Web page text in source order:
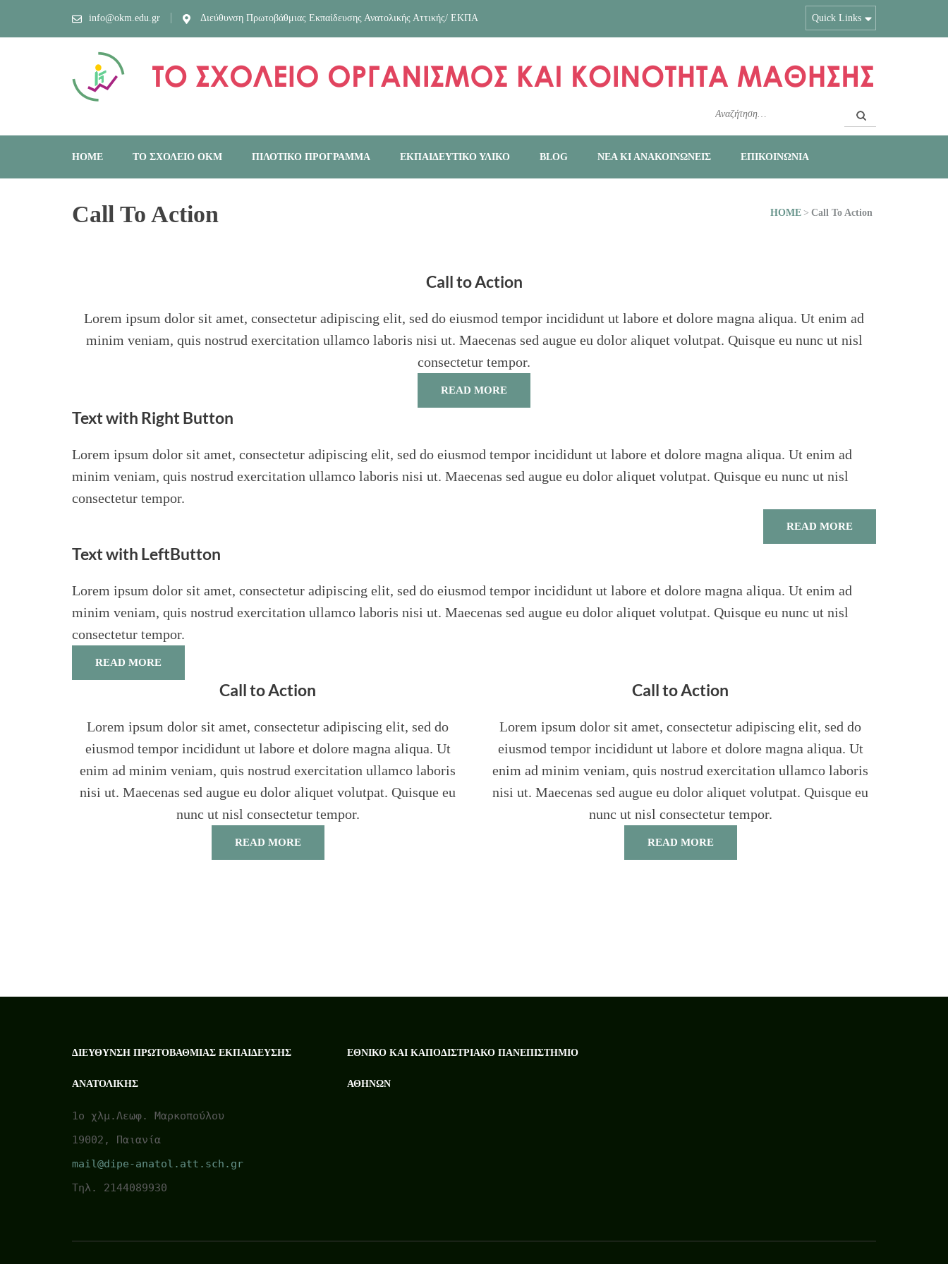
info@okm.edu.gr Διεύθυνση Πρωτοβάθμιας Εκπαίδευσης Ανατολικής Αττικής/ ΕΚΠΑ Quick Links
Αναζήτηση
για:
HOME ΤΟ ΣΧΟΛΕΙΟ ΟΚΜ ΠΙΛΟΤΙΚΟ ΠΡΟΓΡΑΜΜΑ ΕΚΠΑΙΔΕΥΤΙΚΌ ΥΛΙΚΌ BLOG ΝΕΑ ΚΙ ΑΝΑΚΟΙΝΩΝΕΙΣ ΕΠΙΚΟΙΝΩΝΙΑ
Call To Action HOME > Call To Action
Call to Action
Lorem ipsum dolor sit amet, consectetur adipiscing elit, sed do eiusmod tempor incididunt ut labore et dolore magna aliqua. Ut enim ad
minim veniam, quis nostrud exercitation ullamco laboris nisi ut. Maecenas sed augue eu dolor aliquet volutpat. Quisque eu nunc ut nisl
consectetur tempor.
READ MORE
Text with Right Button
Lorem ipsum dolor sit amet, consectetur adipiscing elit, sed do eiusmod tempor incididunt ut labore et dolore magna aliqua. Ut enim ad
minim veniam, quis nostrud exercitation ullamco laboris nisi ut. Maecenas sed augue eu dolor aliquet volutpat. Quisque eu nunc ut nisl
consectetur tempor.
READ MORE
Text with LeftButton
Lorem ipsum dolor sit amet, consectetur adipiscing elit, sed do eiusmod tempor incididunt ut labore et dolore magna aliqua. Ut enim ad
minim veniam, quis nostrud exercitation ullamco laboris nisi ut. Maecenas sed augue eu dolor aliquet volutpat. Quisque eu nunc ut nisl
consectetur tempor.
READ MORE
Call to Action
Lorem ipsum dolor sit amet, consectetur adipiscing elit, sed do
eiusmod tempor incididunt ut labore et dolore magna aliqua. Ut
enim ad minim veniam, quis nostrud exercitation ullamco laboris
nisi ut. Maecenas sed augue eu dolor aliquet volutpat. Quisque eu
nunc ut nisl consectetur tempor.
READ MORE
Call to Action
Lorem ipsum dolor sit amet, consectetur adipiscing elit, sed do
eiusmod tempor incididunt ut labore et dolore magna aliqua. Ut
enim ad minim veniam, quis nostrud exercitation ullamco laboris
nisi ut. Maecenas sed augue eu dolor aliquet volutpat. Quisque eu
nunc ut nisl consectetur tempor.
READ MORE
ΔΙΕΎΘΥΝΣΗ ΠΡΩΤΟΒΆΘΜΙΑΣ ΕΚΠΑΊΔΕΥΣΗΣ
ΑΝΑΤΟΛΙΚΉΣ
1ο χλμ.Λεωφ. Μαρκοπούλου
19002, Παιανία
mail@dipe-anatol.att.sch.gr
Τηλ. 2144089930
ΕΘΝΙΚΌ ΚΑΙ ΚΑΠΟΔΙΣΤΡΙΑΚΌ ΠΑΝΕΠΙΣΤΉΜΙΟ
ΑΘΗΝΏΝ